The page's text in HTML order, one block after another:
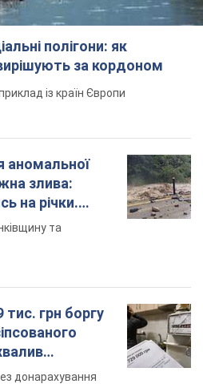
полігони: як
за кордоном
із країн Європи
аномальної
злива:
на річки.
та
тис. грн боргу
донарахування